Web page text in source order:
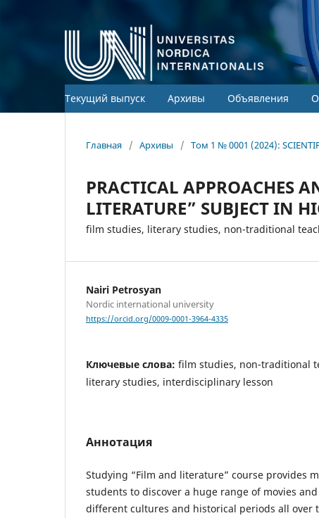
Текущий выпуск Архивы Объявления
Главная / Архивы / Том 1 № 0001 (2024):
PRACTICAL APPROACHES
LITERATURE” SUBJECT IN
film studies, literary studies, non-traditional
Nairi Petrosyan
Nordic international university
https://orcid.org/0009-0001-3964-4335
Ключевые слова: film studies, non-traditional
literary studies, interdisciplinary lesson
Аннотация
Studying “Film and literature” course provides
students to discover a huge range of movies
different cultures and historical periods all over